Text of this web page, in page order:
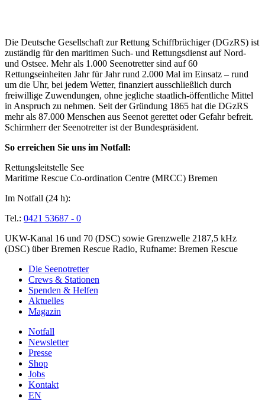
Die Deutsche Gesellschaft zur Rettung Schiffbrüchiger (DGzRS) ist
zuständig für den maritimen Such- und Rettungsdienst auf Nord-
und Ostsee. Mehr als 1.000 Seenotretter sind auf 60
Rettungseinheiten Jahr für Jahr rund 2.000 Mal im Einsatz – rund
um die Uhr, bei jedem Wetter, finanziert ausschließlich durch
freiwillige Zuwendungen, ohne jegliche staatlich-öffentliche Mittel
in Anspruch zu nehmen. Seit der Gründung 1865 hat die DGzRS
mehr als 87.000 Menschen aus Seenot gerettet oder Gefahr befreit.
Schirmherr der Seenotretter ist der Bundespräsident.
So erreichen Sie uns im Notfall:
Rettungsleitstelle See
Maritime Rescue Co-ordination Centre (MRCC) Bremen
Im Notfall (24 h):
Tel.: 0421 53687 - 0
UKW-Kanal 16 und 70 (DSC) sowie Grenzwelle 2187,5 kHz
(DSC) über Bremen Rescue Radio, Rufname: Bremen Rescue
Die Seenotretter
Crews & Stationen
Spenden & Helfen
Aktuelles
Magazin
Notfall
Newsletter
Presse
Shop
Jobs
Kontakt
EN